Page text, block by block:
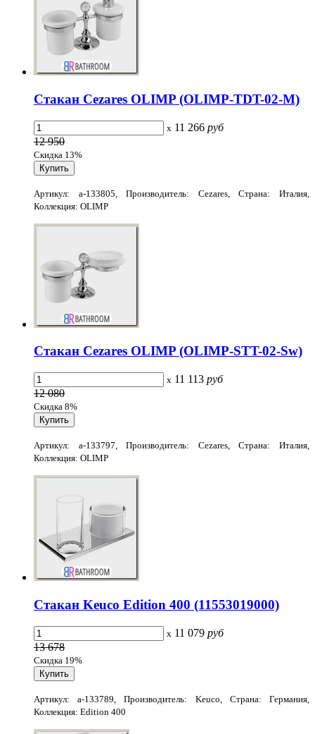
Стакан Cezares OLIMP (OLIMP-TDT-02-M)
x 11 266 руб
12 950
Скидка 13%
Артикул: a-133805, Производитель: Cezares, Страна: Италия,
Коллекция: OLIMP
Стакан Cezares OLIMP (OLIMP-STT-02-Sw)
x 11 113 руб
12 080
Скидка 8%
Артикул: a-133797, Производитель: Cezares, Страна: Италия,
Коллекция: OLIMP
Стакан Keuco Edition 400 (11553019000)
x 11 079 руб
13 678
Скидка 19%
Артикул: a-133789, Производитель: Keuco, Страна: Германия,
Коллекция: Edition 400